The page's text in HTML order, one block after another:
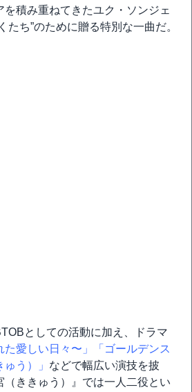
を積み重ねてきたユク・ソンジェ
たち”のために贈る特別な一曲だ。
としての活動に加え、ドラマ
た愛しい日々〜」
「ゴールデンス
ゅう）」 などで幅広い演技を披
（ききゅう）』では一人二役とい